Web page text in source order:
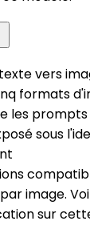
vers
formats
les
sous
image.
sur